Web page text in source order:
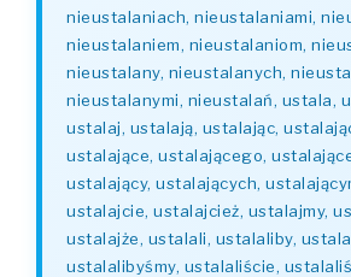
nieustalaniach, nieustalaniami,
nieustalaniem, nieustalaniom,
nieustalany, nieustalanych,
nieustalanymi, nieustalań, ustala,
ustalaj, ustalają, ustalając,
ustalające, ustalającego,
ustalający, ustalających,
ustalajcie, ustalajcież, ustalajmy,
ustalajże, ustalali, ustalaliby,
ustalalibyśmy, ustalaliście,